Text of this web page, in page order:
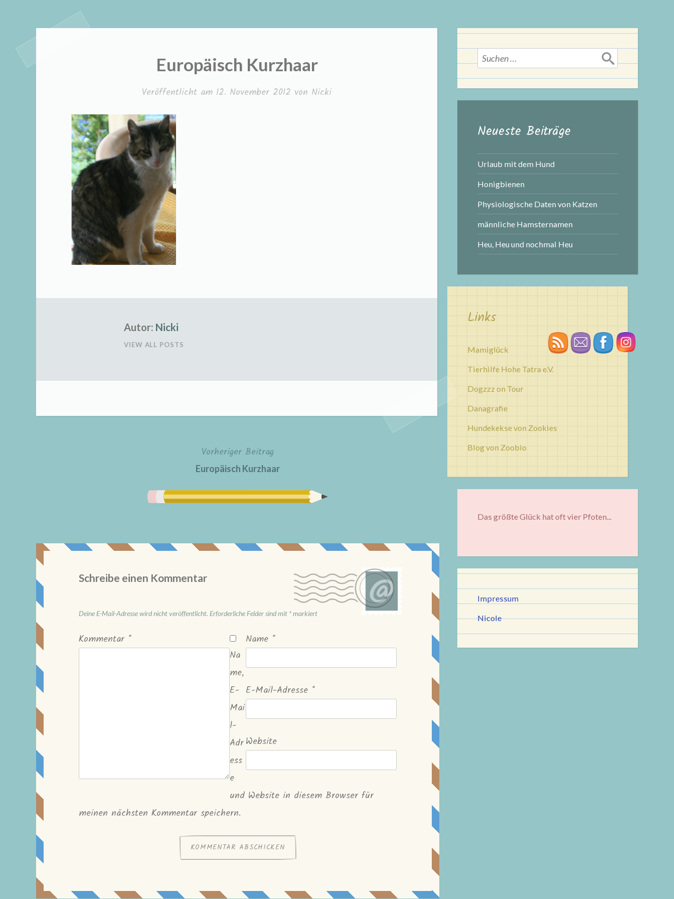
Europäisch Kurzhaar
Veröffentlicht am 12. November 2012 von Nicki
Autor: Nicki
VIEW ALL POSTS
Vorheriger Beitrag
Europäisch Kurzhaar
Schreibe einen Kommentar
Deine E-Mail-Adresse wird nicht veröffentlicht. Erforderliche Felder sind mit *markiert
Kommentar * Name *
E-Mail-Adresse *
Website
Na
me,
E-
Mai
l-
Adr
ess
e
und Website in diesem Browser für
meinen nächsten Kommentar speichern.
Suchen
nach:
Neueste Beiträge
Urlaub mit dem Hund
Honigbienen
Physiologische Daten von Katzen
männliche Hamsternamen
Heu, Heu und nochmal Heu
Links
Mamiglück
Tierhilfe Hohe Tatra e.V.
Dogzzz on Tour
Danagrafie
Hundekekse von Zookies
Blog von Zoobio
Das größte Glück hat oft vier Pfoten...
Impressum
Nicole